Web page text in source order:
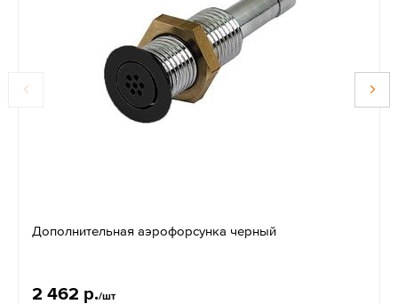
Дополнительная аэрофорсунка черный
2 462 р./шт